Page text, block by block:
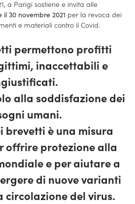
a Parigi sostiene e invita alle
30 novembre 2021 per la revoca dei
e materiali contro il Covid.
permettono profitti
inaccettabili e
alla soddisfazione dei
umani.
brevetti è una misura
offrire protezione alla
e per aiutare a
di nuove varianti
del virus.